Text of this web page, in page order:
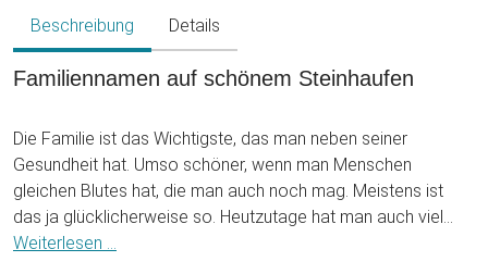
Beschreibung Details
Familiennamen auf schönem Steinhaufen
Die Familie ist das Wichtigste, das man neben seiner
Gesundheit hat. Umso schöner, wenn man Menschen
gleichen Blutes hat, die man auch noch mag. Meistens ist
das ja glücklicherweise so. Heutzutage hat man auch viel
mehr Gelegenheiten, Erinnerungen in Form von Videos und
Weiterlesen ...